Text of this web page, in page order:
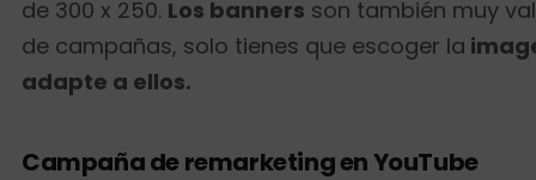
de 300 x 250. Los banners son también muy
de campañas, solo tienes que escoger la
adapte a ellos.
Campaña de remarketing en YouTube